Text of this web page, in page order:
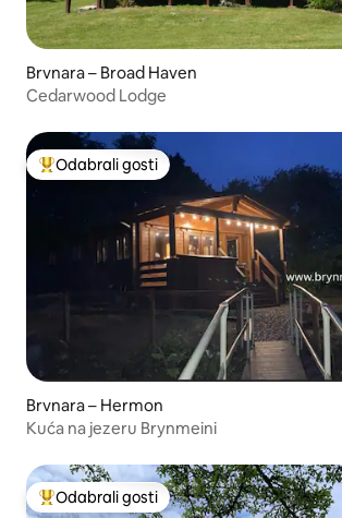
Brvnara – Broad Haven
Cedarwood Lodge
Među najviše rangiranima s oznakom
Odabrali gosti
Brvnara – Hermon
Kuća na jezeru Brynmeini
Među najviše rangiranima s oznakom
Odabrali gosti